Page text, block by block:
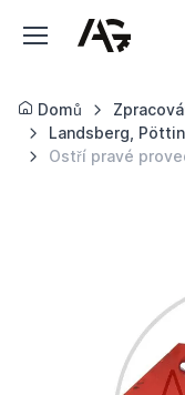
Domů
Landsberg,
Ostří pravé